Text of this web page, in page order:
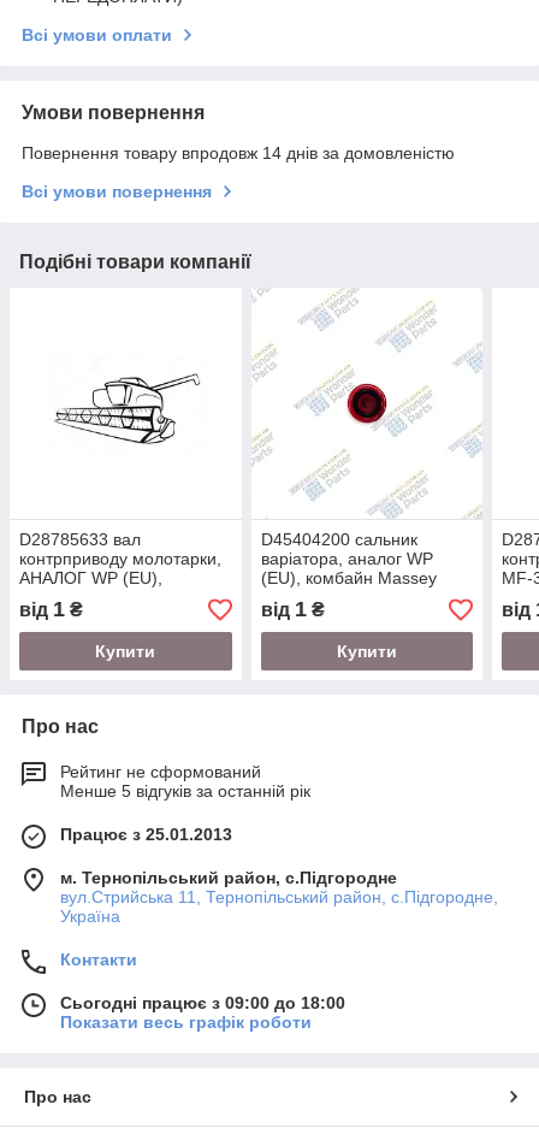
Всі умови оплати
Умови повернення
Повернення товару впродовж 14 днів за домовленістю
Всі умови повернення
Подібні товари компанії
D28785633 вал
контрприводу молотарки,
АНАЛОГ WP (EU),
комбайн Massey Ferguson
від 1 ₴
Купити
D45404200 сальник
варіатора, аналог WP
(EU), комбайн Massey
Ferguson
від 1₴
Купити
MF-
від
Про нас
Рейтинг не сформований
Менше 5 відгуків за останній рік
Працює з 25.01.2013
м. Тернопільський район, с.Підгородне
вул.Стрийська 11, Тернопільський район, с.Підгородне,
Україна
Контакти
Сьогодні працює з 09:00 до 18:00
Показати весь графік роботи
Про нас